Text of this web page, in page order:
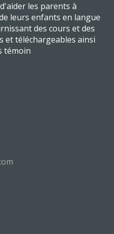
les parents à
leurs enfants en langue
des cours et des
et téléchargeables ainsi
témoin